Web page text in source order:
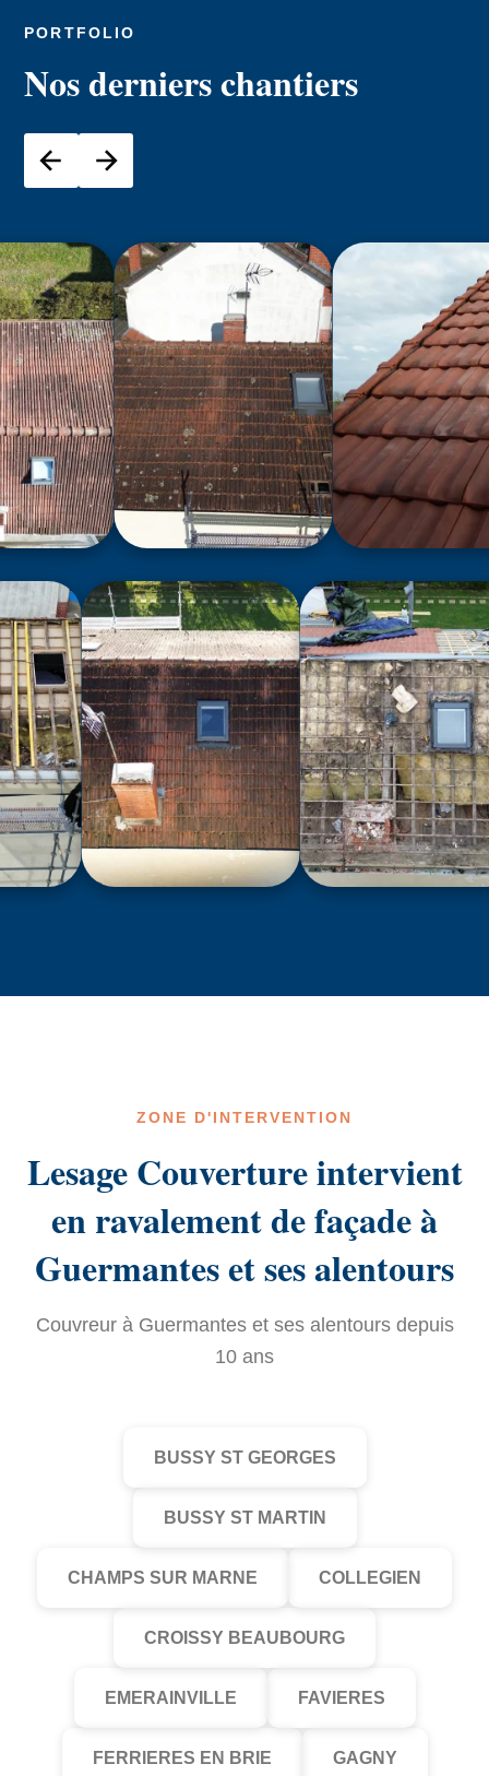
PORTFOLIO
Nos derniers chantiers
ZONE D'INTERVENTION
Lesage Couverture intervient
en ravalement de façade à
Guermantes et ses alentours
Couvreur à Guermantes et ses alentours depuis
10 ans
BUSSY ST GEORGES
BUSSY ST MARTIN
CHAMPS SUR MARNE COLLEGIEN
CROISSY BEAUBOURG
EMERAINVILLE FAVIERES
FERRIERES EN BRIE GAGNY